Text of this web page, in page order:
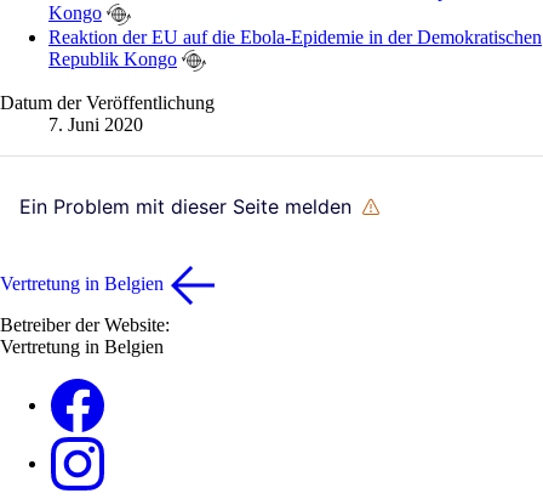
Kongo
Reaktion der EU auf die Ebola-Epidemie in der Demokratischen
Republik Kongo
Datum der Veröffentlichung
7. Juni 2020
Ein Problem mit dieser Seite melden
Vertretung in Belgien
Betreiber der Website:
Vertretung in Belgien